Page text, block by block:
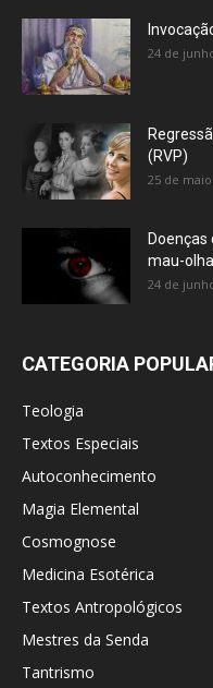
24 de
(RVP)
25 de
mau-
24 de
CATEGORIA
Teologia
Textos Especiais
Autoconhecimento
Magia Elemental
Cosmognose
Medicina Esotérica
Textos Antropológicos
Mestres da Senda
Tantrismo